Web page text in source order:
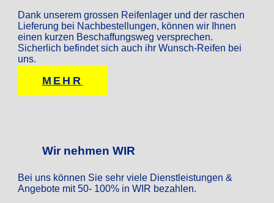
Dank unserem grossen Reifenlager und der raschen
Lieferung bei Nachbestellungen, können wir Ihnen
einen kurzen Beschaffungsweg versprechen.
Sicherlich befindet sich auch ihr Wunsch-Reifen bei
uns.
MEHR
Wir nehmen WIR
Bei uns können Sie sehr viele Dienstleistungen &
Angebote mit 50- 100% in WIR bezahlen.